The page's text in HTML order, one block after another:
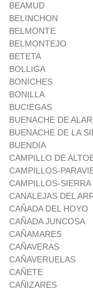
BEAMUD
BELINCHON
BELMONTE
BELMONTEJO
BETETA
BOLLIGA
BONICHES
BONILLA
BUCIEGAS
BUENACHE DE
BUENACHE DE LA
BUENDIA
CAMPILLO DE
CAMPILLOS-
CAMPILLOS-SIERRA
CANALEJAS DEL
CAÑADA DEL HOYO
CAÑADA JUNCOSA
CAÑAMARES
CAÑAVERAS
CAÑAVERUELAS
CAÑETE
CAÑIZARES